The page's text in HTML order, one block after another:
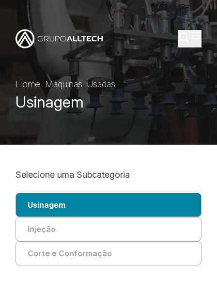
Home :Máquinas :Usadas
Usinagem
Selecione uma Subcategoria
Usinagem
Injeção
Corte e Conformação